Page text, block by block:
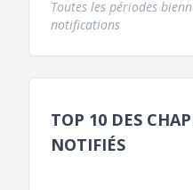
Toutes les périodes
notifications
TOP 10 DES
NOTIFIÉS